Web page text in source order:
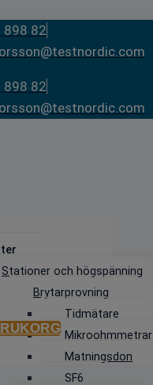
898 82
898 82
Stationer och högspänning
Brytarprovning
Tidmätare
Mikroohmmetrar
Matningsdon
SF6